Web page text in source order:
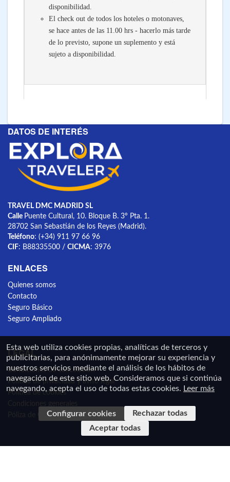
disponibilidad.
El check out de todos los hoteles o motonaves,
se hace antes de las 11.00 hrs - hacerlo más tarde
de lo previsto, supone un suplemento y está
sujeto a disponibilidad.
DATOS DE INTERÉS
TRAVEL DMC MADRID SL
Calle Puente Cultural, 10. Bloque B. 3º Pta. 1.
28702 San Sebastián de los Reyes (Madrid).
Teléfono: (+34) 911 97 66 96
CIF: B88335500 / CICMA: 3976
ENLACES
Quienes somos
Contacto
Seguro Básico
Seguro Ampliado
LEGAL
Condiciones de cancelación
Política de privacidad y aviso legal
Política de cookies
Póliza de Caución
Esta web utiliza cookies propias, analíticas de terceros y
publicitarias, para anónimamente mejorar su experiencia y
nuestros servicios mediante el análisis de los hábitos de
navegación de este sitio web. Consideramos que si continúa
navegando, acepta el uso de todas estas cookies. Leer más
Configurar cookies
Rechazar todas
Aceptar todas